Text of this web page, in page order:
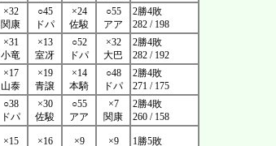
×32
関康
○45
ドパ
×24
佐駿
○55
アア
2勝4敗
282 / 198
×31
小竜
×13
室冴
○52
ドパ
×32
大巴
2勝4敗
282 / 192
×17
山泰
×19
青譲
×14
本騎
○48
ドパ
2勝4敗
271 / 175
○38
ドパ
×30
佐駿
○55
アア
×7
関康
2勝4敗
260 / 158
×15 ×16 ×9 ×9 1勝5敗